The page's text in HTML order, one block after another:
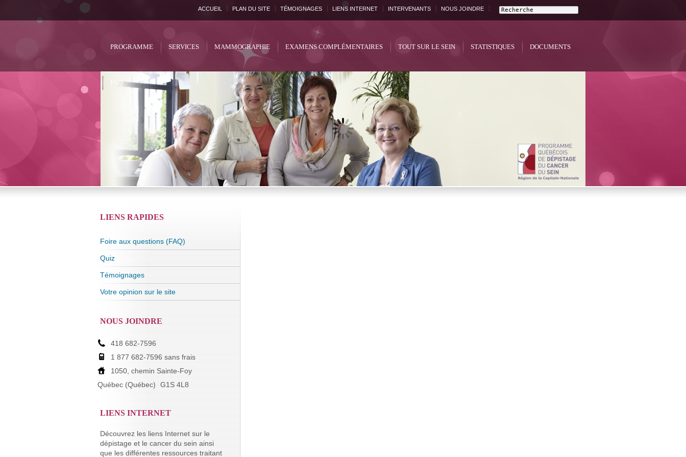
ACCUEIL PLAN DU SITE TÉMOIGNAGES LIENS INTERNET INTERVENANTS NOUS JOINDRE
PROGRAMME SERVICES MAMMOGRAPHIE EXAMENS COMPLÉMENTAIRES TOUT SUR LE SEIN STATISTIQUES DOCUMENTS
FAQ
LIENS RAPIDES
Foire aux questions (FAQ)
Quiz
Témoignages
Votre opinion sur le site
NOUS JOINDRE
418 682-7596
1 877 682-7596 sans frais
1050, chemin Sainte-Foy
Québec (Québec)
G1S 4L8
LIENS INTERNET
Découvrez les liens Internet sur le
dépistage et le cancer du sein ainsi
que les différentes ressources traitant